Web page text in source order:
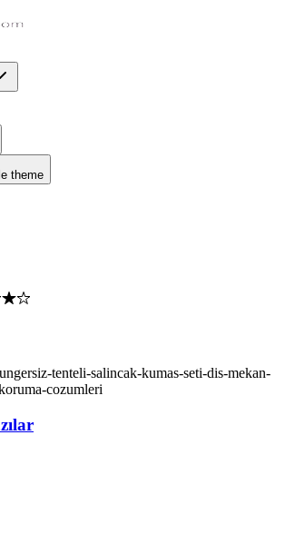
theme
tenteli-salincak-kumas-seti-dis-mekan-
cozumleri